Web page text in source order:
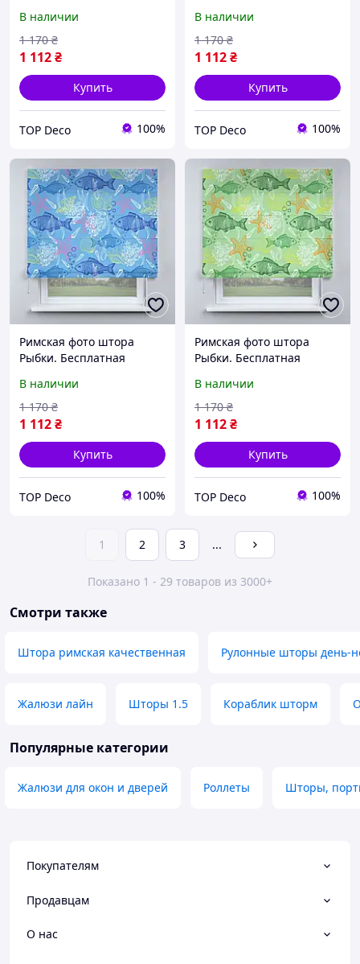
В наличии
1 112₴
1 170 ₴
Купить
TOP Deco 100%
В наличии
1 112₴
1 170 ₴
Купить
TOP Deco 100%
Римская фото штора
Рыбки. Бесплатная
В наличии
1 112₴
1 170 ₴
Купить
TOP Deco 100%
Римская фото штора
Рыбки. Бесплатная
В наличии
1 112₴
1 170 ₴
Купить
TOP Deco 100%
1 2 3 ...
Показано 1 - 29 товаров из 3000+
Смотри также
Штора римская качественная Рулонные шторы день-
Жалюзи лайн Шторы 1.5 Кораблик шторм
Популярные категории
Жалюзи для окон и дверей Роллеты Шторы,
Покупателям
Продавцам
О нас